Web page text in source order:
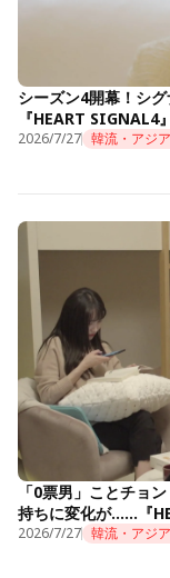
シーズン4開幕！シ
『HEART SIGNAL4
2026/7/27 韓流・アジア
「0票男」ことチョ
持ちに変化が……『
2026/7/27 韓流・アジア